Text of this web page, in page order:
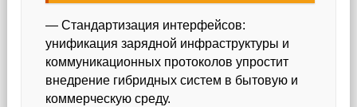
— Стандартизация интерфейсов:
унификация зарядной инфраструктуры и
коммуникационных протоколов упростит
внедрение гибридных систем в бытовую и
коммерческую среду.